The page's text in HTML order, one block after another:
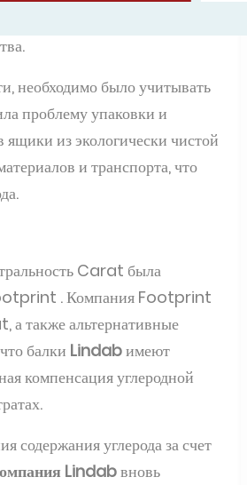
материала. Это означает
необходимо было учитывать
проблему упаковки и
из экологически чистой
и транспорта, что
Carat была
. Компания Footprint
а также альтернативные
балки Lindabимеют
компенсация углеродной
содержания углерода за счет
Lindabвновь